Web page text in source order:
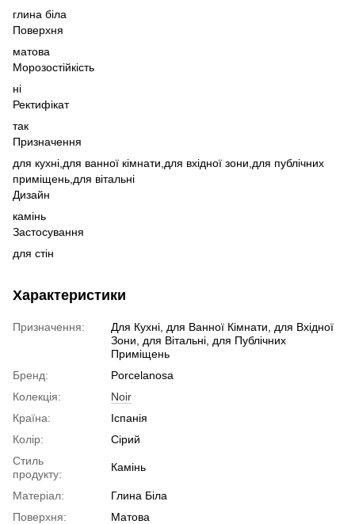
глина біла
Поверхня
матова
Морозостійкість
ні
Ректифікат
так
Призначення
для кухні, для ванної кімнати, для вхідної зони, для публічних
приміщень, для вітальні
Дизайн
камінь
Застосування
для стін
Характеристики
Призначення:
Для Кухні, для Ванної Кімнати, для Вхідної
Зони, для Вітальні, для Публічних
Приміщень
Бренд:
Porcelanosa
Колекція:
Noir
Країна:
Іспанія
Колір:
Сірий
Стиль
продукту:
Камінь
Матеріал:
Глина Біла
Поверхня:
Матова